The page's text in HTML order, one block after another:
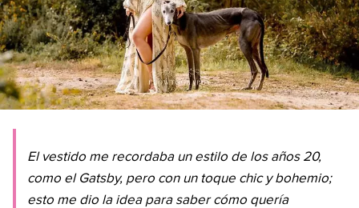
El vestido me recordaba un estilo de los años 20,
como el Gatsby, pero con un toque chic y bohemio;
esto me dio la idea para saber cómo quería